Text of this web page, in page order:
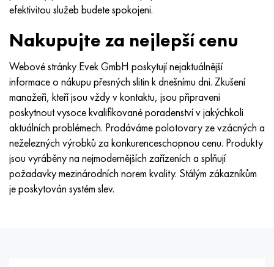
efektivitou služeb budete spokojeni.
Nakupujte za nejlepší cenu
Webové stránky Evek GmbH poskytují nejaktuálnější
informace o nákupu přesných slitin k dnešnímu dni. Zkušení
manažeři, kteří jsou vždy v kontaktu, jsou připraveni
poskytnout vysoce kvalifikované poradenství v jakýchkoli
aktuálních problémech. Prodáváme polotovary ze vzácných a
neželezných výrobků za konkurenceschopnou cenu. Produkty
jsou vyráběny na nejmodernějších zařízeních a splňují
požadavky mezinárodních norem kvality. Stálým zákazníkům
je poskytován systém slev.